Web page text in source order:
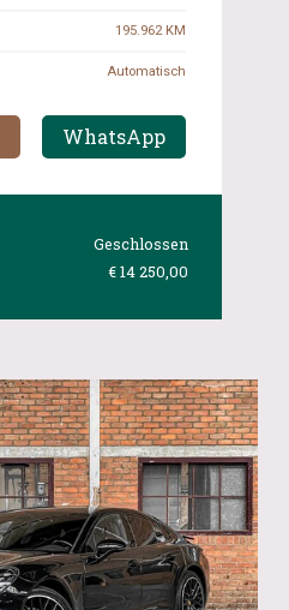
195.962 KM
Automatisch
WhatsApp
Geschlossen
€ 14 250,00